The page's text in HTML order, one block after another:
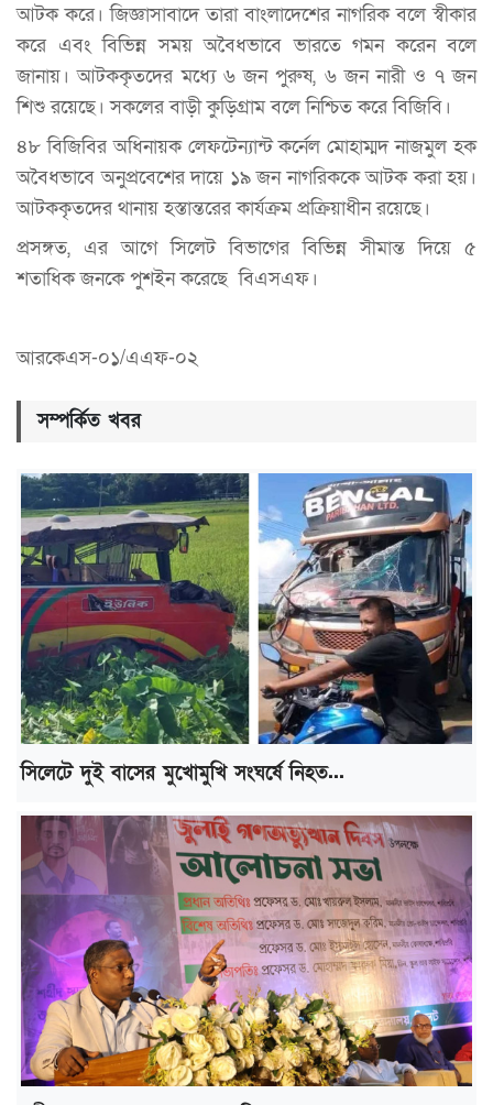
আটক করে। জিজ্ঞাসাবাদে তারা বাংলাদেশের নাগরিক বলে স্বীকার
করে এবং বিভিন্ন সময় অবৈধভাবে ভারতে গমন করেন বলে
জানায়। আটককৃতদের মধ্যে ৬ জন পুরুষ, ৬ জন নারী ও ৭ জন
শিশু রয়েছে। সকলের বাড়ী কুড়িগ্রাম বলে নিশ্চিত করে বিজিবি।
৪৮ বিজিবির অধিনায়ক লেফটেন্যান্ট কর্নেল মোহাম্মদ নাজমুল হক
অবৈধভাবে অনুপ্রবেশের দায়ে ১৯ জন নাগরিককে আটক করা হয়।
আটককৃতদের থানায় হস্তান্তরের কার্যক্রম প্রক্রিয়াধীন রয়েছে।
প্রসঙ্গত, এর আগে সিলেট বিভাগের বিভিন্ন সীমান্ত দিয়ে ৫
শতাধিক জনকে পুশইন করেছে বিএসএফ।
আরকেএস-০১/এএফ-০২
সম্পর্কিত খবর
সিলেটে দুই বাসের মুখোমুখি সংঘর্ষে নিহত...